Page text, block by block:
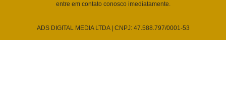
entre em contato conosco imediatamente.
ADS DIGITAL MEDIA LTDA | CNPJ: 47.588.797/0001-53